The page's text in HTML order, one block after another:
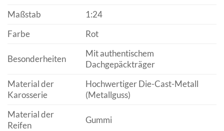
Maßstab
1:24
Farbe
Rot
Besonderheiten
Mit authentischem
Dachgepäckträger
Material der
Karosserie
Hochwertiger Die-Cast-Metall
(Metallguss)
Material der
Reifen
Gummi